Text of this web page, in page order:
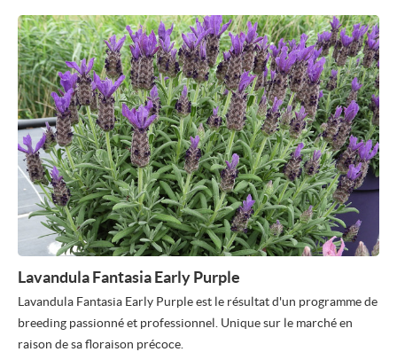
Lavandula Fantasia Early Purple
Lavandula Fantasia Early Purple est le résultat d'un programme de
breeding passionné et professionnel. Unique sur le marché en
raison de sa floraison précoce.